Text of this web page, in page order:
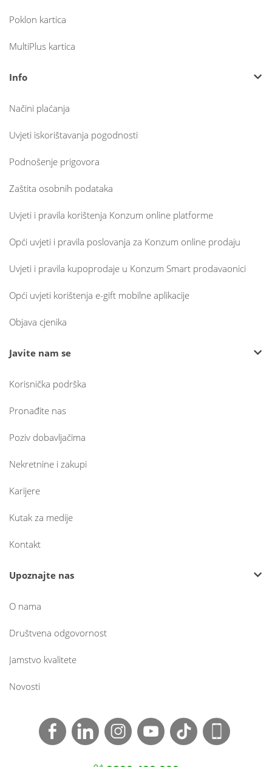
Poklon kartica
MultiPlus kartica
Info
Načini plaćanja
Uvjeti iskorištavanja pogodnosti
Podnošenje prigovora
Zaštita osobnih podataka
Uvjeti i pravila korištenja Konzum online platforme
Opći uvjeti i pravila poslovanja za Konzum online prodaju
Uvjeti i pravila kupoprodaje u Konzum Smart prodavaonici
Opći uvjeti korištenja e-gift mobilne aplikacije
Objava cjenika
Javite nam se
Korisnička podrška
Pronađite nas
Poziv dobavljačima
Nekretnine i zakupi
Karijere
Kutak za medije
Kontakt
Upoznajte nas
O nama
Društvena odgovornost
Jamstvo kvalitete
Novosti